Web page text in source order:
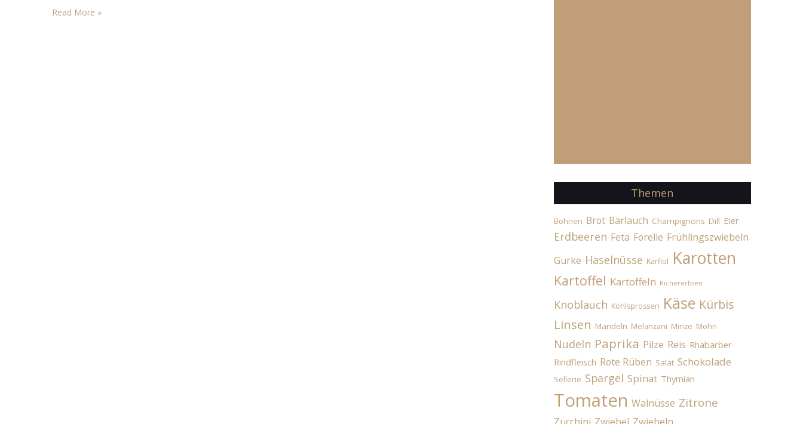
Gemüse für mich eingekauft, um am Wochenende einen
Read More »
Themen
Bohnen Brot Bärlauch Champignons Dill Eier
Erdbeeren Feta Forelle Frühlingszwiebeln
Gurke Haselnüsse Karfiol Karotten
Kartoffel Kartoffeln Kichererbsen
Knoblauch Kohlsprossen Käse Kürbis
Linsen Mandeln Melanzani Minze Mohn
Nudeln Paprika Pilze Reis Rhabarber
Rindfleisch Rote Rüben Salat Schokolade
Sellerie Spargel Spinat Thymian
Tomaten Walnüsse Zitrone